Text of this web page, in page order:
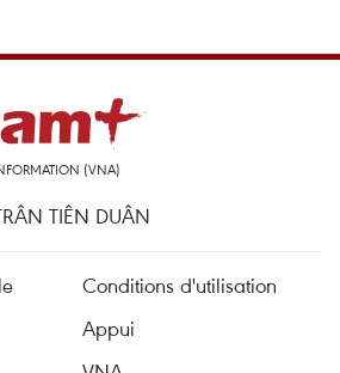
(VNA)
TIÊN DUÂN
Conditions d'utilisation
Appui